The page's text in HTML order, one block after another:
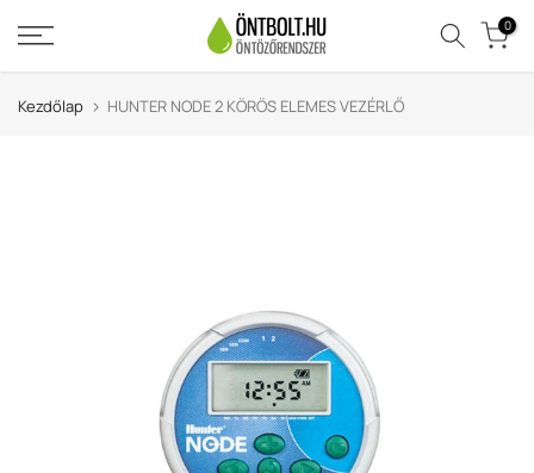
Ugrás
a
tartalomra
0
Kezdőlap HUNTER NODE 2 KÖRÖS ELEMES VEZÉRLŐ